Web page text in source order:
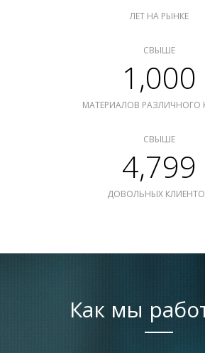
ЛЕТ НА РЫНКЕ
СВЫШЕ
1,000
МАТЕРИАЛОВ РАЗЛИЧНОГО
СВЫШЕ
4,799
ДОВОЛЬНЫХ
Как мы